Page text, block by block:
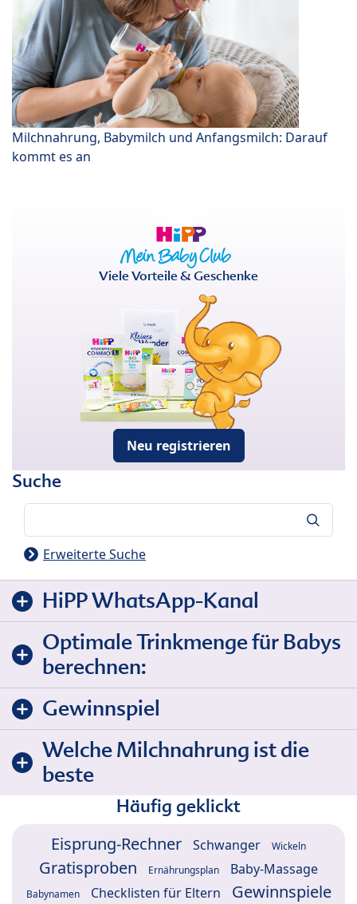
Milchnahrung, Babymilch und Anfangsmilch: Darauf
kommt es an
Viele Vorteile & Geschenke
Neu registrieren
Suche
Erweiterte Suche
HiPP WhatsApp-Kanal
Optimale Trinkmenge für Babys
berechnen:
Gewinnspiel
Welche Milchnahrung ist die
beste
Häufig geklickt
Eisprung-Rechner Schwanger Wickeln
Gratisproben Ernährungsplan Baby-Massage
Babynamen Checklisten für Eltern
Gewinnspiele